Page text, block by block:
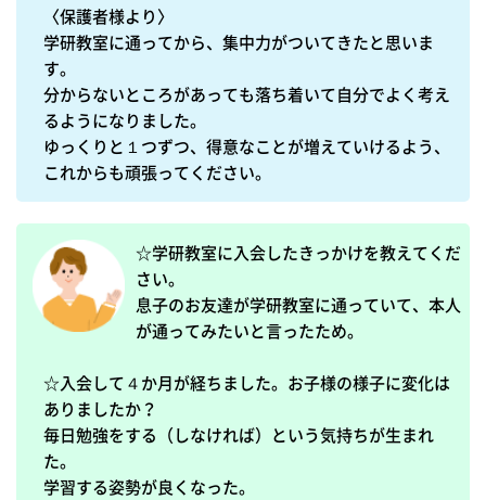
〈保護者様より〉
学研教室に通ってから、集中力がついてきたと思いま
す。
分からないところがあっても落ち着いて自分でよく考え
るようになりました。
ゆっくりと１つずつ、得意なことが増えていけるよう、
☆学研教室に入会したきっかけを教えてくだ
さい。
息子のお友達が学研教室に通っていて、本人
が通ってみたいと言ったため。
☆入会して４か月が経ちました。お子様の様子に変化は
ありましたか？
毎日勉強をする（しなければ）という気持ちが生まれ
た。
学習する姿勢が良くなった。